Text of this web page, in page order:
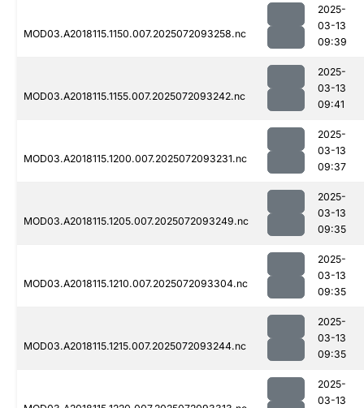
MOD03.A2018115.1150.007.2025072093258.nc
2025-
03-13
09:39
MOD03.A2018115.1155.007.2025072093242.nc
2025-
03-13
09:41
MOD03.A2018115.1200.007.2025072093231.nc
2025-
03-13
09:37
MOD03.A2018115.1205.007.2025072093249.nc
2025-
03-13
09:35
MOD03.A2018115.1210.007.2025072093304.nc
2025-
03-13
09:35
MOD03.A2018115.1215.007.2025072093244.nc
2025-
03-13
09:35
2025-
03-13